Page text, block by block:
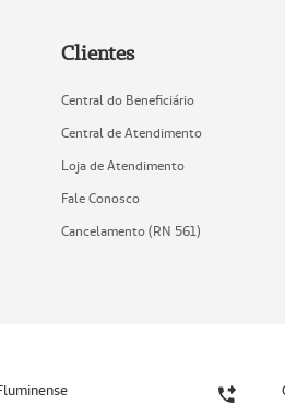
Clientes
Central do Beneficiário
Central de Atendimento
Loja de Atendimento
Fale Conosco
Cancelamento (RN 561)